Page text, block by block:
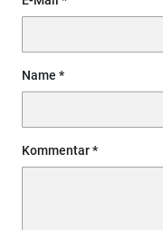
Name
Kommentar